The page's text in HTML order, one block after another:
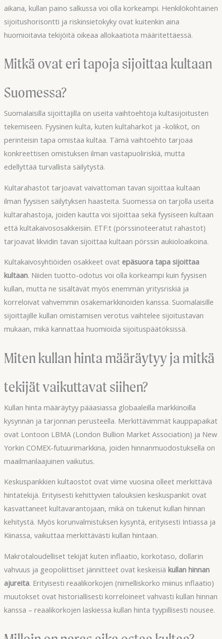
aikana, kullan paino salkussa voi olla korkeampi. Henkilökohtainen
sijoitushorisontti ja riskinsietokyky ovat kuitenkin aina
huomioitavia tekijöitä oikeaa allokaatiota määritettäessä.
Mitkä ovat eri tapoja sijoittaa kultaan
Suomessa?
Suomalaisilla sijoittajilla on useita vaihtoehtoja kultasijoitusten
tekemiseen. Fyysinen kulta, kuten kultaharkot ja -kolikot, on
perinteisin tapa omistaa kultaa. Tämä vaihtoehto tarjoaa
konkreettisen omistuksen ilman vastapuoliriskiä, mutta
edellyttää turvallista säilytystä.
Kultarahastot tarjoavat vaivattoman tavan sijoittaa kultaan
ilman fyysisen säilytyksen haasteita. Suomessa on tarjolla useita
kultarahastoja, joiden kautta voi sijoittaa sekä fyysiseen kultaan
että kultakaivososakkeisiin. ETF:t (pörssinoteeratut rahastot)
tarjoavat likvidin tavan sijoittaa kultaan pörssin aukioloaikoina.
Kultakaivosyhtiöiden osakkeet ovat epäsuora tapa sijoittaa
kultaan. Niiden tuotto-odotus voi olla korkeampi kuin fyysisen
kullan, mutta ne sisältävät myös enemmän yritysriskiä ja
korreloivat vahvemmin osakemarkkinoiden kanssa. Suomalaisille
sijoittajille kullan omistamisen verotus vaihtelee sijoitustavan
mukaan, mikä kannattaa huomioida sijoituspäätöksissä.
Miten kullan hinta määräytyy ja mitkä
tekijät vaikuttavat siihen?
Kullan hinta määräytyy pääasiassa globaaleilla markkinoilla
kysynnän ja tarjonnan perusteella. Merkittävimmät kauppapaikat
ovat Lontoon LBMA (London Bullion Market Association) ja New
Yorkin COMEX-futuurimarkkina, joiden hinnanmuodostuksella on
maailmanlaajuinen vaikutus.
Keskuspankkien kultaostot ovat viime vuosina olleet merkittävä
hintatekijä. Erityisesti kehittyvien talouksien keskuspankit ovat
kasvattaneet kultavarantojaan, mikä on tukenut kullan hinnan
kehitystä. Myös korunvalmistuksen kysyntä, erityisesti Intiassa ja
Kiinassa, vaikuttaa merkittävästi kullan hintaan.
Makrotaloudelliset tekijät kuten inflaatio, korkotaso, dollarin
vahvuus ja geopoliittiset jännitteet ovat keskeisiä kullan hinnan
ajureita. Erityisesti reaalikorkojen (nimelliskorko miinus inflaatio)
muutokset ovat historiallisesti korreloineet vahvasti kullan hinnan
kanssa – reaalikorkojen laskiessa kullan hinta tyypillisesti nousee.